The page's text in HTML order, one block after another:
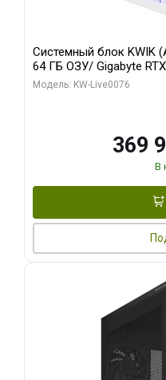
Системный блок KWIK
64 ГБ ОЗУ/ Gigabyte
16GB GDDR7 256bit / 960
Модель: KW-Live0076
369
В